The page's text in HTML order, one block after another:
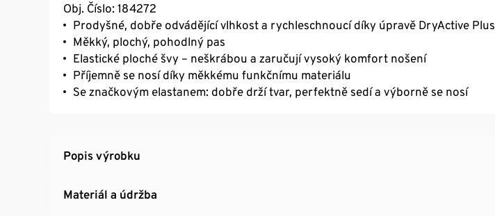
Obj. Číslo: 184272
Prodyšné, dobře odvádějící vlhkost a rychleschnoucí díky úpravě DryActive Plus
Měkký, plochý, pohodlný pas
Elastické ploché švy – neškrábou a zaručují vysoký komfort nošení
Příjemně se nosí díky měkkému funkčnímu materiálu
Se značkovým elastanem: dobře drží tvar, perfektně sedí a výborně se nosí
Popis výrobku
Materiál a údržba